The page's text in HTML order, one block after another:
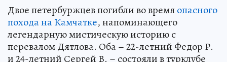
Двое петербуржцев погибли во времяопасного
похода на Камчатке, напоминающего
легендарную мистическую историю с
перевалом Дятлова. Оба – 22-летний Федор Р.
и 24-летний Сергей В. – состояли в турклубе